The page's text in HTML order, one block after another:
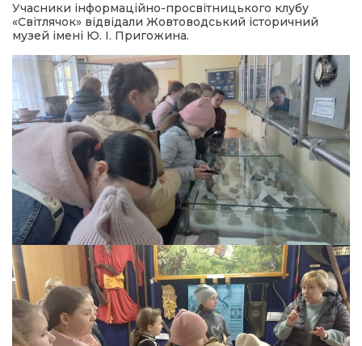
політика
місія
Учасники інформаційно-просвітницького клубу
«Світлячок» відвідали Жовтоводський історичний
музей імені Ю. І. Пригожина.